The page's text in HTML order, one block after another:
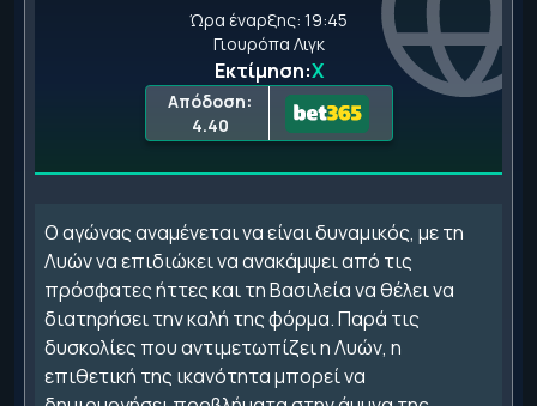
Ώρα έναρξης: 19:45
Γιουρόπα Λιγκ
Εκτίμηση:X
Απόδοση:
4.40
Ο αγώνας αναμένεται να είναι δυναμικός, με τη
Λυών να επιδιώκει να ανακάμψει από τις
πρόσφατες ήττες και τη Βασιλεία να θέλει να
διατηρήσει την καλή της φόρμα. Παρά τις
δυσκολίες που αντιμετωπίζει η Λυών, η
επιθετική της ικανότητα μπορεί να